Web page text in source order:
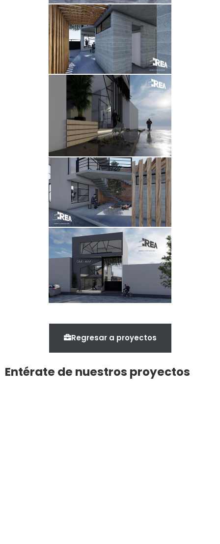
Regresar a proyectos
Entérate de nuestros proyectos